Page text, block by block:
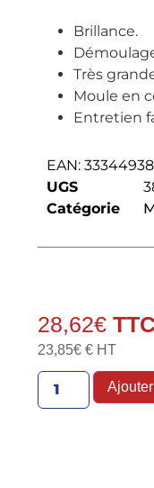
Brillance.
Très
Moule en
Entretien
EAN:
UGS
Catégorie
28,62€
23,85€€ HT